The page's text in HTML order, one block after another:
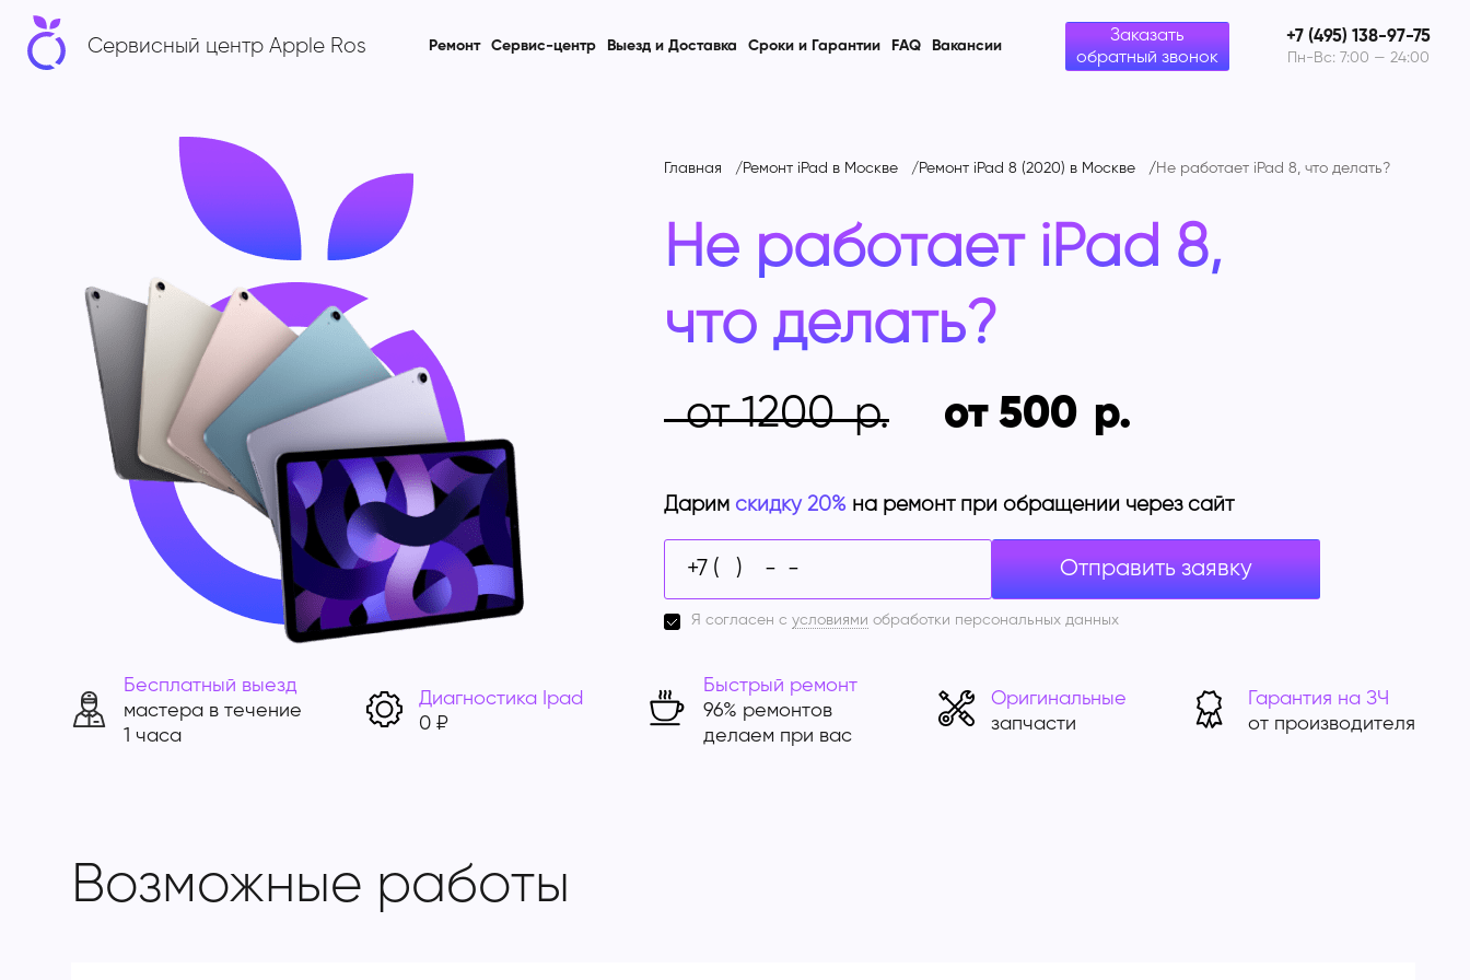
Сервисный центр Apple Ros Ремонт Сервис-центр Выезд и Доставка Сроки и Гарантии FAQ Вакансии
Заказать
обратный звонок
+7 (495) 138-97-75
Пн-Вс: 7:00 — 24:00
Главная Ремонт iPad в Москве Ремонт iPad 8 (2020) в Москве Не работает iPad 8, что делать?
Не работает iPad 8,
что делать?
от 1200 от 500
Дарим скидку 20% на ремонт при обращении через сайт
Я согласен с условиями обработки персональных данных
Бесплатный выезд
мастера в течение
1 часа
Диагностика Ipad
0 ₽
Быстрый ремонт
96% ремонтов
делаем при вас
Оригинальные
запчасти
Гарантия на ЗЧ
от производителя
Возможные работы